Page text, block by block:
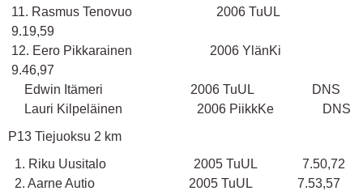
11. Rasmus Tenovuo 2006 TuUL
9.19,59
12. Eero Pikkarainen 2006 YlänKi
9.46,97
Edwin Itämeri 2006 TuUL DNS
Lauri Kilpeläinen 2006 PiikkKe DNS
P13 Tiejuoksu 2 km
1. Riku Uusitalo 2005 TuUL 7.50,72
2. Aarne Autio 2005 TuUL 7.53,57